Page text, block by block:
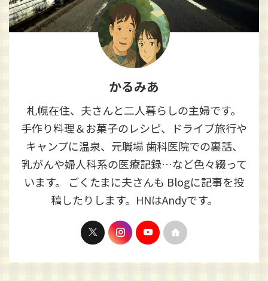
かるみあ
札幌在住、夫さんと二人暮らしの主婦です。
手作り料理＆お菓子のレシピ、ドライブ旅行や
キャンプに温泉、元職場 歯科医院での裏話、
乳がんや婦人科系の医療記録…など色々綴って
います。 ごくたまに夫さんも Blogに記事を投
稿したりします。HNはAndyです。